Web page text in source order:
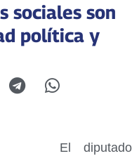
sociales son
política y
El diputado